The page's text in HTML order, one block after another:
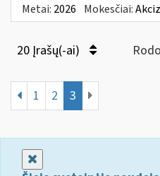
Metai: 2026 Mokesčiai:
20 Įrašų(-ai)
1 2 3